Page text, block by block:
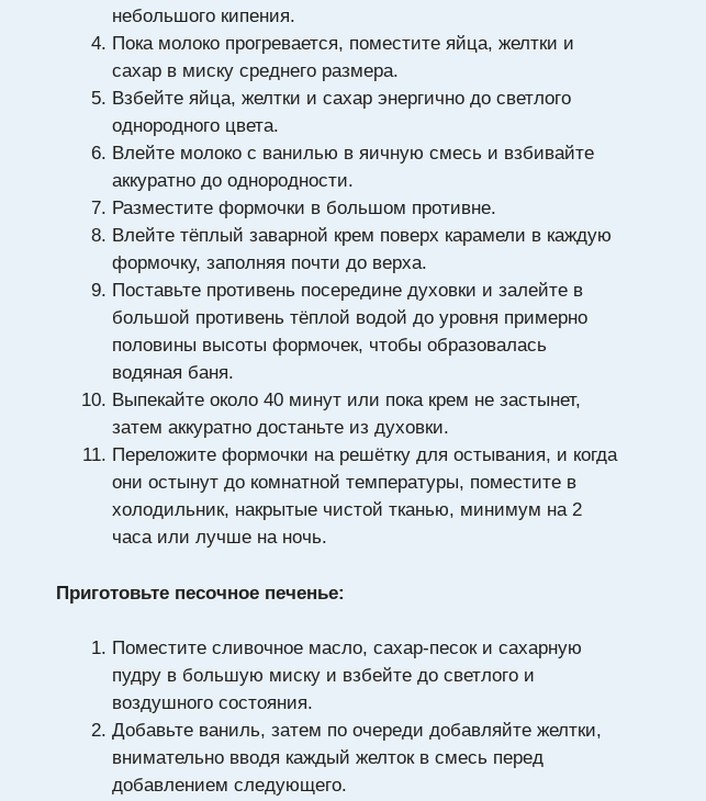
небольшого кипения.
Пока молоко прогревается, поместите яйца, желтки и
сахар в миску среднего размера.
Взбейте яйца, желтки и сахар энергично до светлого
однородного цвета.
Влейте молоко с ванилью в яичную смесь и взбивайте
аккуратно до однородности.
Разместите формочки в большом противне.
Влейте тёплый заварной крем поверх карамели в каждую
формочку, заполняя почти до верха.
Поставьте противень посередине духовки и залейте в
большой противень тёплой водой до уровня примерно
половины высоты формочек, чтобы образовалась
водяная баня.
Выпекайте около 40 минут или пока крем не застынет,
затем аккуратно достаньте из духовки.
Переложите формочки на решётку для остывания, и когда
они остынут до комнатной температуры, поместите в
холодильник, накрытые чистой тканью, минимум на 2
часа или лучше на ночь.
Приготовьте песочное печенье:
Поместите сливочное масло, сахар-песок и сахарную
пудру в большую миску и взбейте до светлого и
воздушного состояния.
Добавьте ваниль, затем по очереди добавляйте желтки,
внимательно вводя каждый желток в смесь перед
добавлением следующего.